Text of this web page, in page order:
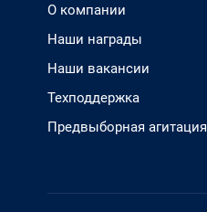
О компании
Наши награды
Наши вакансии
Техподдержка
Предвыборная агитация